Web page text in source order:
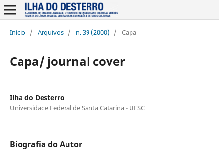
Início / Arquivos / n. 39 (2000) / Capa
Capa/ journal cover
Ilha do Desterro
Universidade Federal de Santa Catarina - UFSC
Biografia do Autor